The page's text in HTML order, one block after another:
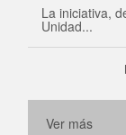
La iniciativa,
Unidad...
Ver más